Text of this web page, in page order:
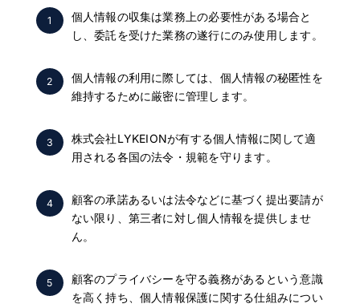
1
個人情報の収集は業務上の必要性がある場合と
し、委託を受けた業務の遂行にのみ使用します。
2
個人情報の利用に際しては、個人情報の秘匿性を
維持するために厳密に管理します。
3
株式会社LYKEIONが有する個人情報に関して適
用される各国の法令・規範を守ります。
4
顧客の承諾あるいは法令などに基づく提出要請が
ない限り、第三者に対し個人情報を提供しませ
ん。
5
顧客のプライバシーを守る義務があるという意識
を高く持ち、個人情報保護に関する仕組みについ